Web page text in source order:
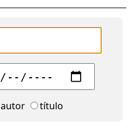
autor título